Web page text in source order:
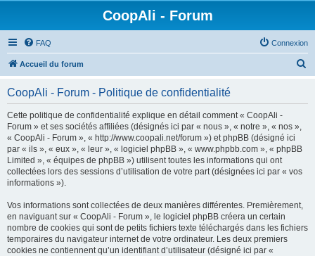
CoopAli - Forum
FAQ Connexion
Accueil du forum
CoopAli - Forum - Politique de confidentialité
Cette politique de confidentialité explique en détail comment « CoopAli -
Forum » et ses sociétés affiliées (désignés ici par « nous », « notre », « nos »,
« CoopAli - Forum », « http://www.coopali.net/forum ») et phpBB (désigné ici
par « ils », « eux », « leur », « logiciel phpBB », « www.phpbb.com », « phpBB
Limited », « équipes de phpBB ») utilisent toutes les informations qui ont
collectées lors des sessions d’utilisation de votre part (désignées ici par « vos
informations »).
Vos informations sont collectées de deux manières différentes. Premièrement,
en naviguant sur « CoopAli - Forum », le logiciel phpBB créera un certain
nombre de cookies qui sont de petits fichiers texte téléchargés dans les fichiers
temporaires du navigateur internet de votre ordinateur. Les deux premiers
cookies ne contiennent qu’un identifiant d’utilisateur (désigné ici par «